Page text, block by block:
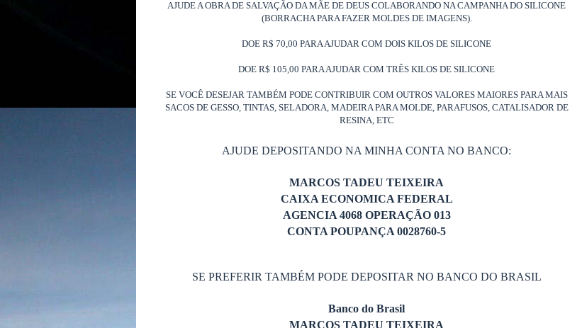
AJUDE A OBRA DE SALVAÇÃO DA MÃE DE DEUS COLABORANDO NA CAMPANHA DO SILICONE
(BORRACHA PARA FAZER MOLDES DE IMAGENS).
DOE R$ 70,00 PARA AJUDAR COM DOIS KILOS DE SILICONE
DOE R$ 105,00 PARA AJUDAR COM TRÊS KILOS DE SILICONE
SE VOCÊ DESEJAR TAMBÉM PODE CONTRIBUIR COM OUTROS VALORES MAIORES PARA MAIS
SACOS DE GESSO, TINTAS, SELADORA, MADEIRA PARA MOLDE, PARAFUSOS, CATALISADOR DE
RESINA, ETC
AJUDE DEPOSITANDO NA MINHA CONTA NO BANCO:
MARCOS TADEU TEIXEIRA
CAIXA ECONOMICA FEDERAL
AGENCIA 4068 OPERAÇÃO 013
CONTA POUPANÇA 0028760-5
SE PREFERIR TAMBÉM PODE DEPOSITAR NO BANCO DO BRASIL
Banco do Brasil
MARCOS TADEU TEIXEIRA